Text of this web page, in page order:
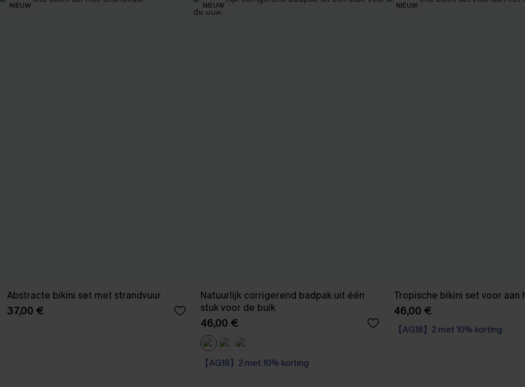
NIEUW
Abstracte bikini set met strandvuur
37,00 €
NIEUW
Natuurlijk corrigerend badpak uit één
stuk voor de buik
46,00 €
【AG18】2 met 10% korting
NIEUW
Tropische bikini set voor aan
46,00 €
【AG18】2 met 10% korting